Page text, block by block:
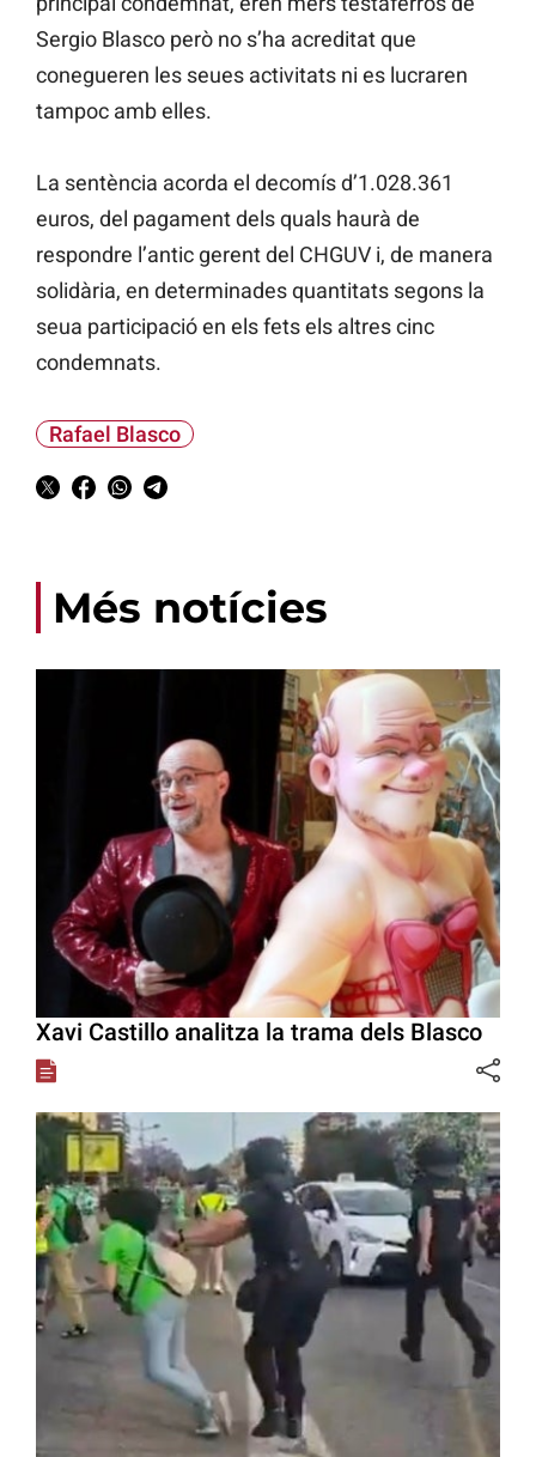
Sergio Blasco però no s’ha acreditat que
conegueren les seues activitats ni es lucraren
tampoc amb elles.
La sentència acorda el decomís d’1.028.361
euros, del pagament dels quals haurà de
respondre l’antic gerent del CHGUV i, de manera
solidària, en determinades quantitats segons la
seua participació en els fets els altres cinc
condemnats.
Rafael Blasco
Més notícies
Xavi Castillo analitza la trama dels Blasco